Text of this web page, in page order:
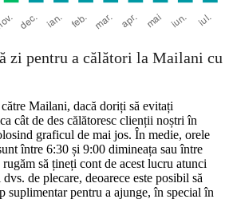
zi pentru a călători la Mailani cu
Mailani, dacă doriți să evitați
cât de des călătoresc clienții noștri în
graficul de mai jos. În medie, orele
între 6:30 și 9:00 dimineața sau între
să țineți cont de acest lucru atunci
de plecare, deoarece este posibil să
suplimentar pentru a ajunge, în special în